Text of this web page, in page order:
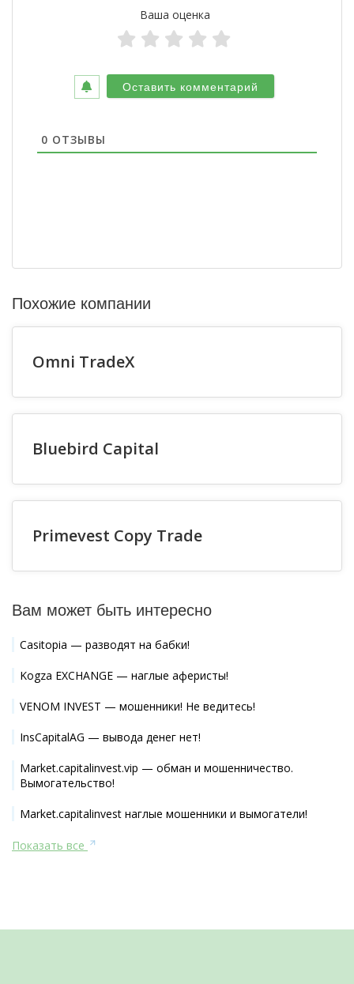
Ваша оценка
0 ОТЗЫВЫ
Похожие компании
Omni TradeX
Bluebird Capital
Primevest Copy Trade
Вам может быть интересно
Casitopia — разводят на бабки!
Kogza EXCHANGE — наглые аферисты!
VENOM INVEST — мошенники! Не ведитесь!
InsCapitalAG — вывода денег нет!
Market.capitalinvest.vip — обман и мошенничество.
Вымогательство!
Market.capitalinvest наглые мошенники и вымогатели!
Показать все